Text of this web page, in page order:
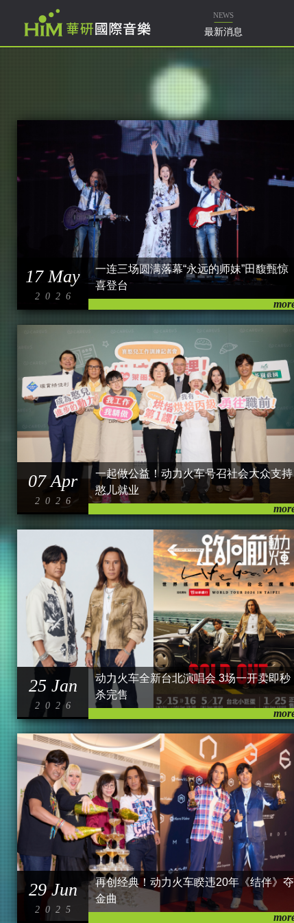
NEWS
最新消息
17 May
2026
一连三场圆满落幕“永远的师妹”田馥甄惊
喜登台
07 Apr
2026
一起做公益！动力火车号召社会大众支持
憨儿就业
25 Jan
2026
动力火车全新台北演唱会 3场一开卖即秒
杀完售
29 Jun
2025
再创经典！动力火车睽违20年《结伴》夺
金曲